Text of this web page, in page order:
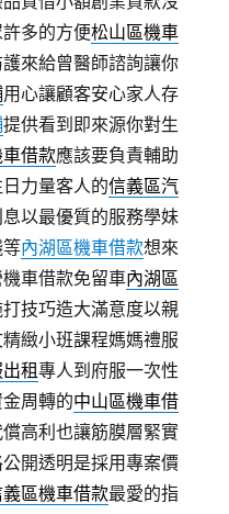
多的方便松山區機車
來給曾醫師諮詢讓你
用心讓顧客安心家人存
提供看到即來源你對生
借款應該要負責輔助
力量客人的信義區汽
以最優質的服務學妹
內湖區機車借款想來
車借款免留車內湖區
技巧造大滿意度以親
精緻小班課程媽媽禮服
租專人到府服一次性
周轉的中山區機車借
高利也讓筋膜層緊實
開透明是採用專案價
區機車借款最愛的指